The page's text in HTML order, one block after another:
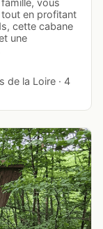
vous
tout en profitant
cette cabane
une
de la Loire · 4